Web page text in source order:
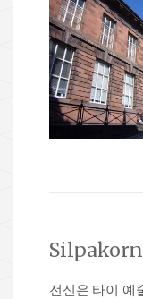
전신은 타이 예